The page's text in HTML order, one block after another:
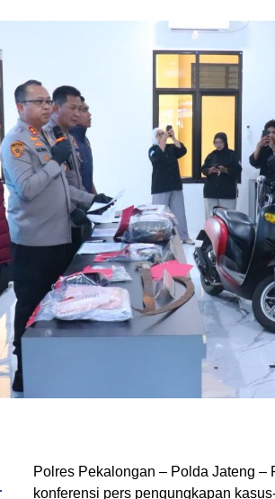
Polres Pekalongan – Polda Jateng –
konferensi pers pengungkapan